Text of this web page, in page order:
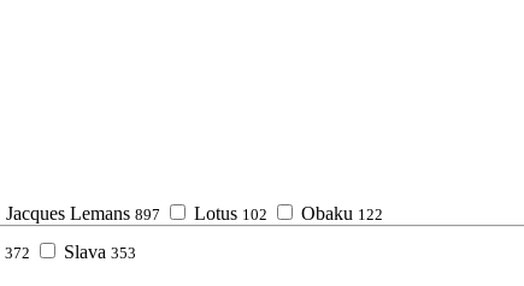
Jacques Lemans 897 Lotus 102 Obaku 122
372 Slava 353